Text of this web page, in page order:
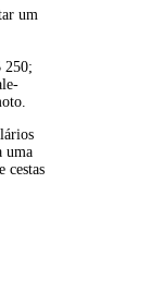
um
250;
uma
cestas